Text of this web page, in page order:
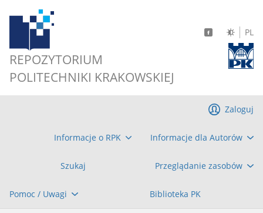
REPOZYTORIUM
POLITECHNIKI KRAKOWSKIEJ
PL
Informacje o RPK Informacje dla Autorów
Szukaj Przeglądanie zasobów
Pomoc / Uwagi Biblioteka PK
Zaloguj